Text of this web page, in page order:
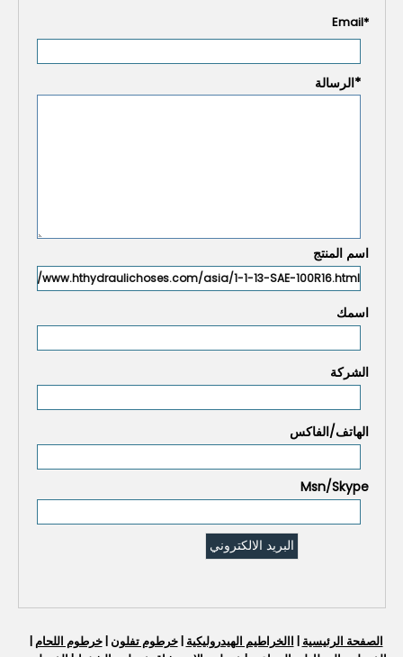
*
Email
*الرسالة
اسم المنتج
اسمك
الشركة
الهاتف/الفاكس
Msn/Skype
الصفحة الرئيسية | االخراطيم الهيدروليكية |خرطوم تفلون |خرطوم اللحام |